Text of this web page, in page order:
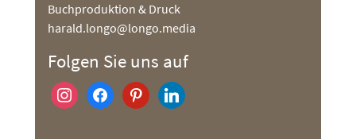
Buchproduktion & Druck
harald.longo@longo.media
Folgen Sie uns auf
instagramfacebookpinterestlinkedin